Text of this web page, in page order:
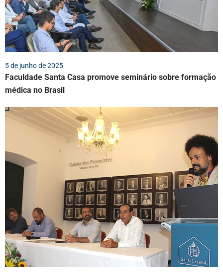
5 de junho de 2025
Faculdade Santa Casa promove seminário sobre formação
médica no Brasil